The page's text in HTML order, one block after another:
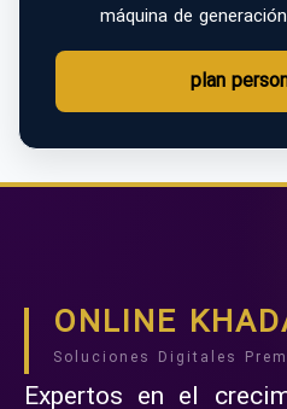
máquina de
plan
ONLINE
Soluciones Digitales
Expertos en el